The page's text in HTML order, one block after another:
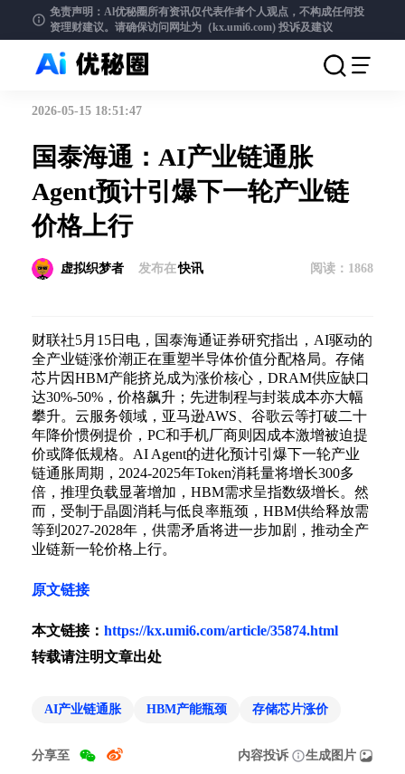
免责声明：Al优秘圈所有资讯仅代表作者个人观点，不构成任何投
资理财建议。请确保访问网址为（kx.umi6.com) 投诉及建议
2026-05-15 18:51:47
国泰海通：AI产业链通胀
Agent预计引爆下一轮产业链
价格上行
虚拟织梦者 发布在快讯 阅读： 1868
财联社5月15日电，国泰海通证券研究指出，AI驱动的
全产业链涨价潮正在重塑半导体价值分配格局。存储
芯片因HBM产能挤兑成为涨价核心，DRAM供应缺口
达30%-50%，价格飙升；先进制程与封装成本亦大幅
攀升。云服务领域，亚马逊AWS、谷歌云等打破二十
年降价惯例提价，PC和手机厂商则因成本激增被迫提
价或降低规格。AI Agent的进化预计引爆下一轮产业
链通胀周期，2024-2025年Token消耗量将增长300多
倍，推理负载显著增加，HBM需求呈指数级增长。然
而，受制于晶圆消耗与低良率瓶颈，HBM供给释放需
等到2027-2028年，供需矛盾将进一步加剧，推动全产
业链新一轮价格上行。
原文链接
本文链接： https://kx.umi6.com/article/35874.html
转载请注明文章出处
AI产业链通胀 HBM产能瓶颈 存储芯片涨价
分享至 内容投诉 生成图片